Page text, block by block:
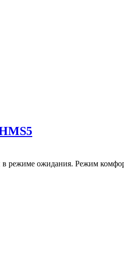
режиме ожидания. Режим